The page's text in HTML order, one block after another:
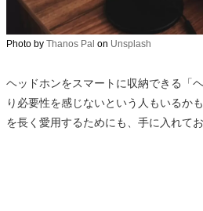
Photo by Thanos Pal on Unsplash
ヘッドホンをスマートに収納できる「
り必要性を感じないという人もいるか
を長く愛用するためにも、手に入れて